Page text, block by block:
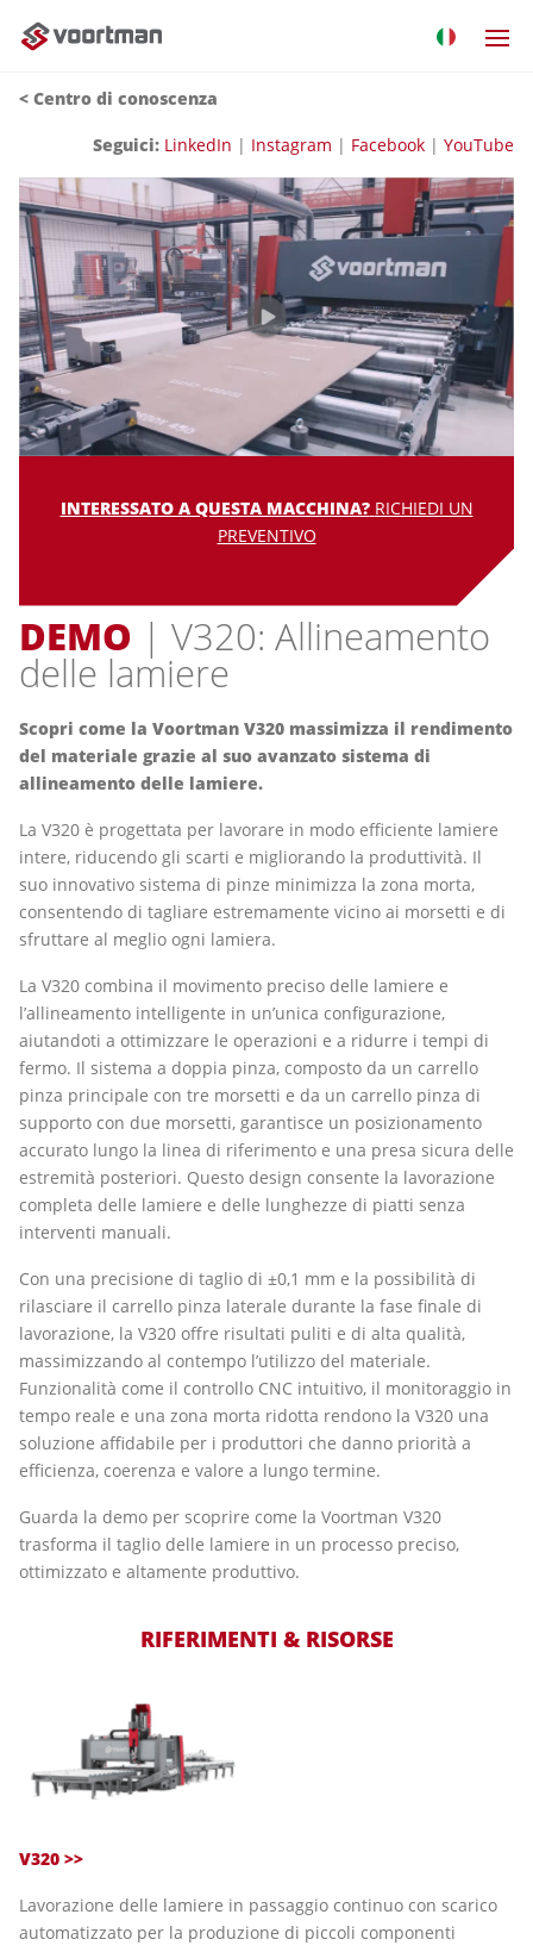
< Centro di conoscenza
Seguici: LinkedIn | Instagram | Facebook | YouTube
INTERESSATO A QUESTA MACCHINA? RICHIEDI UN
PREVENTIVO
DEMO | V320: Allineamento
delle lamiere
Scopri come la Voortman V320 massimizza il rendimento
del materiale grazie al suo avanzato sistema di
allineamento delle lamiere.
La V320 è progettata per lavorare in modo efficiente lamiere
intere, riducendo gli scarti e migliorando la produttività. Il
suo innovativo sistema di pinze minimizza la zona morta,
consentendo di tagliare estremamente vicino ai morsetti e di
sfruttare al meglio ogni lamiera.
La V320 combina il movimento preciso delle lamiere e
l’allineamento intelligente in un’unica configurazione,
aiutandoti a ottimizzare le operazioni e a ridurre i tempi di
fermo. Il sistema a doppia pinza, composto da un carrello
pinza principale con tre morsetti e da un carrello pinza di
supporto con due morsetti, garantisce un posizionamento
accurato lungo la linea di riferimento e una presa sicura delle
estremità posteriori. Questo design consente la lavorazione
completa delle lamiere e delle lunghezze di piatti senza
interventi manuali.
Con una precisione di taglio di ±0,1 mm e la possibilità di
rilasciare il carrello pinza laterale durante la fase finale di
lavorazione, la V320 offre risultati puliti e di alta qualità,
massimizzando al contempo l’utilizzo del materiale.
Funzionalità come il controllo CNC intuitivo, il monitoraggio in
tempo reale e una zona morta ridotta rendono la V320 una
soluzione affidabile per i produttori che danno priorità a
efficienza, coerenza e valore a lungo termine.
Guarda la demo per scoprire come la Voortman V320
trasforma il taglio delle lamiere in un processo preciso,
ottimizzato e altamente produttivo.
RIFERIMENTI & RISORSE
V320 >>
Lavorazione delle lamiere in passaggio continuo con scarico
automatizzato per la produzione di piccoli componenti